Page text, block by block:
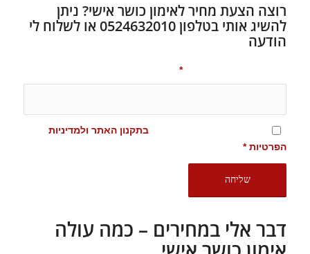
רוצה הצעת מחיר לאימון כושר אישי? ניתן
להשיג אותי בטלפון 0524632010 או לשלוח לי
הודעה
שם, טלפון ואזור מגורים*
בתקנון האתר ולמדיניות
הפרטיות *
דבר אלי במחירים – כמה עולה